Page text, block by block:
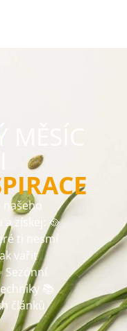
získej: 🥘
ti nesmí
vařit
Sezónní
📚
článků